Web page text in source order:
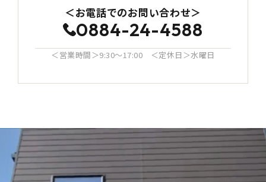
＜お電話でのお問い合わせ＞
0884-24-4588
＜営業時間＞9:30〜17:00 ＜定休日＞水曜日